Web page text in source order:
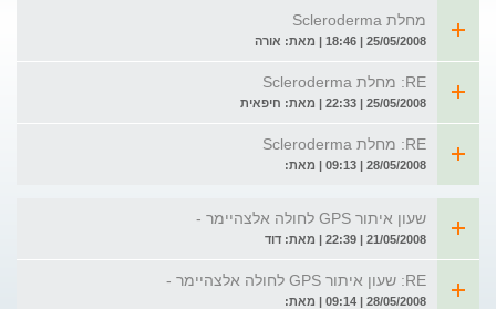
מחלת Scleroderma
25/05/2008 | 18:46 | מאת: אורה
RE: מחלת Scleroderma
25/05/2008 | 22:33 | מאת: חיפאית
RE: מחלת Scleroderma
28/05/2008 | 09:13 | מאת:
שעון איתור GPS לחולה אלצהיימר -
21/05/2008 | 22:39 | מאת: דוד
RE: שעון איתור GPS לחולה אלצהיימר -
28/05/2008 | 09:14 | מאת: